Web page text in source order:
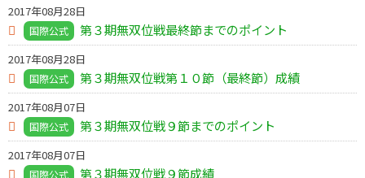
2017年08月28日
国際公式 第３期無双位戦最終節までのポイント
2017年08月28日
国際公式 第３期無双位戦第１０節（最終節）成績
2017年08月07日
国際公式 第３期無双位戦９節までのポイント
2017年08月07日
国際公式 第３期無双位戦９節成績